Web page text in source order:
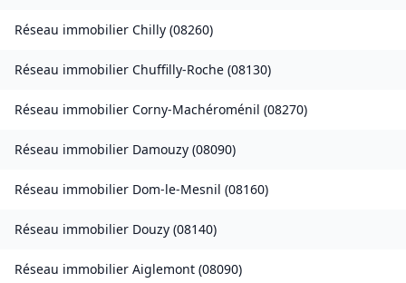
Réseau immobilier Chilly (08260)
Réseau immobilier Chuffilly-Roche (08130)
Réseau immobilier Corny-Machéroménil (08270)
Réseau immobilier Damouzy (08090)
Réseau immobilier Dom-le-Mesnil (08160)
Réseau immobilier Douzy (08140)
Réseau immobilier Aiglemont (08090)